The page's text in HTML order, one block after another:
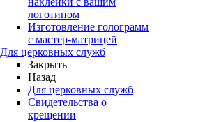
логотипом
Изготовление голограмм
с мастер-матрицей
Для церковных служб
Закрыть
Назад
Для церковных служб
Свидетельства о
крещении